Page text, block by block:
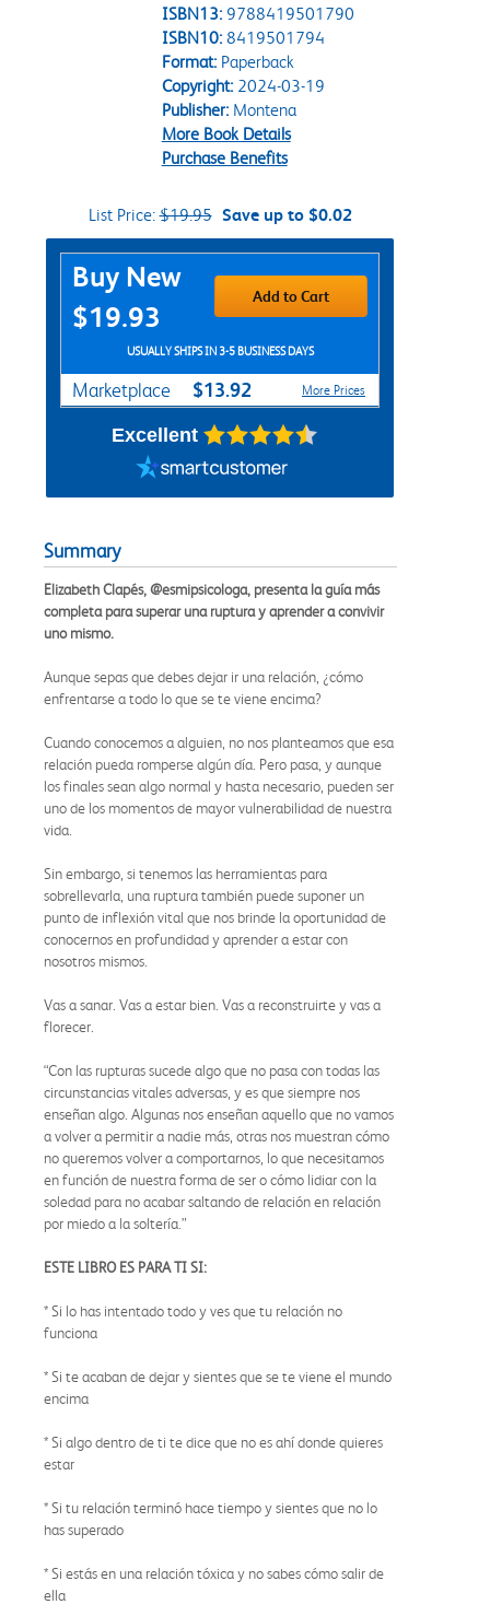
ISBN13: 9788419501790
ISBN10: 8419501794
Format:Paperback
Copyright:2024-03-19
Publisher:Montena
More Book Details
Purchase Benefits
List Price:$19.95 Save up to $0.02
Purchase Options
Buy New
$19.93
Add to Cart
USUALLY SHIPS IN 3-5 BUSINESS DAYS
Marketplace $13.92 More Prices
Excellent
Summary
Elizabeth Clapés, @esmipsicologa, presenta la guía más
completa para superar una ruptura y aprender a convivir
uno mismo.
Aunque sepas que debes dejar ir una relación, ¿cómo
enfrentarse a todo lo que se te viene encima?
Cuando conocemos a alguien, no nos planteamos que esa
relación pueda romperse algún día. Pero pasa, y aunque
los finales sean algo normal y hasta necesario, pueden ser
uno de los momentos de mayor vulnerabilidad de nuestra
vida.
Sin embargo, si tenemos las herramientas para
sobrellevarla, una ruptura también puede suponer un
punto de inflexión vital que nos brinde la oportunidad de
conocernos en profundidad y aprender a estar con
nosotros mismos.
Vas a sanar. Vas a estar bien. Vas a reconstruirte y vas a
florecer.
“Con las rupturas sucede algo que no pasa con todas las
circunstancias vitales adversas, y es que siempre nos
enseñan algo. Algunas nos enseñan aquello que no vamos
a volver a permitir a nadie más, otras nos muestran cómo
no queremos volver a comportarnos, lo que necesitamos
en función de nuestra forma de ser o cómo lidiar con la
soledad para no acabar saltando de relación en relación
por miedo a la soltería.”
ESTE LIBRO ES PARA TI SI:
* Si lo has intentado todo y ves que tu relación no
funciona
* Si te acaban de dejar y sientes que se te viene el mundo
encima
* Si algo dentro de ti te dice que no es ahí donde quieres
estar
* Si tu relación terminó hace tiempo y sientes que no lo
has superado
* Si estás en una relación tóxica y no sabes cómo salir de
ella